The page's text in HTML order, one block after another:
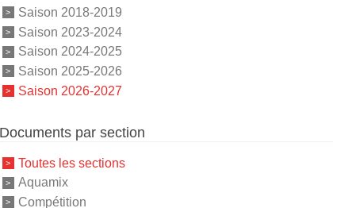
Saison 2018-2019
Saison 2023-2024
Saison 2024-2025
Saison 2025-2026
Saison 2026-2027
Documents par section
Toutes les sections
Aquamix
Compétition